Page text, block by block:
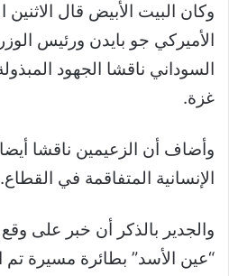
وكان البيت الأبيض قال
الأميركي جو بايدن ورئيس
السوداني ناقشا الجهود
غزة.
وأضاف أن الزعيمين ناقشا أيضا
الإنسانية المتفاقمة في القطاع.
والجدير بالذكر أن خبر على
“عين الأسد” بطائرة مسيرة تم